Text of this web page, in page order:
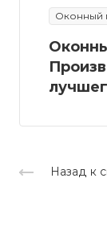
Оконный
Назад к